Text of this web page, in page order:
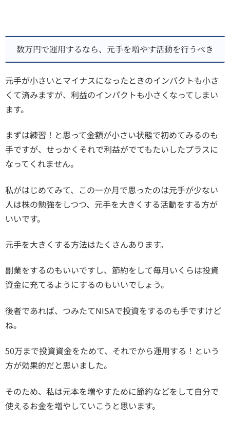
数万円で運用するなら、元手を増やす活動を行うべき
元手が小さいとマイナスになったときのインパクトも小さ
くて済みますが、利益のインパクトも小さくなってしまい
ます。
まずは練習！と思って金額が小さい状態で初めてみるのも
手ですが、せっかくそれで利益がでてもたいしたプラスに
なってくれません。
私がはじめてみて、この一か月で思ったのは元手が少ない
人は株の勉強をしつつ、元手を大きくする活動をする方が
いいです。
元手を大きくする方法はたくさんあります。
副業をするのもいいですし、節約をして毎月いくらは投資
資金に充てるようにするのもいいでしょう。
後者であれば、つみたてNISAで投資をするのも手ですけど
ね。
50万まで投資資金をためて、それでから運用する！という
方が効果的だと思いました。
そのため、私は元本を増やすために節約などをして自分で
使えるお金を増やしていこうと思います。